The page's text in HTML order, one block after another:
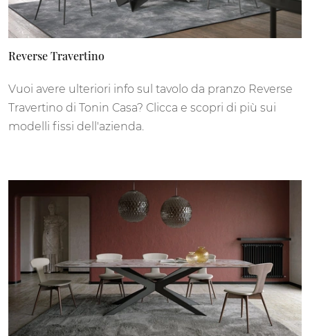
Reverse Travertino
Vuoi avere ulteriori info sul tavolo da pranzo Reverse
Travertino di Tonin Casa? Clicca e scopri di più sui
modelli fissi dell'azienda.